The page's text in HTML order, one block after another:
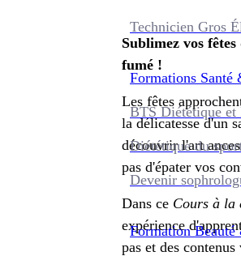
Technicien Gros
Formations Santé
BTS Diététique
Diététique du
Devenir
Formation
Sublimez vos
fumé !
Les fêtes
la délicatesse d'un
découvrir l'art
pas d'épater vos
Dans ce Cours à la
expérience
pas et des